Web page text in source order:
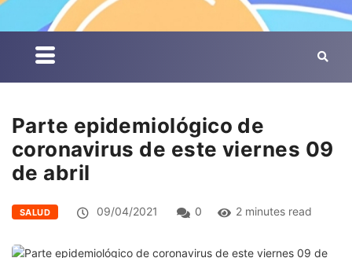
Parte epidemiológico de
coronavirus de este viernes 09
de abril
SALUD 09/04/2021 0 2 minutes read